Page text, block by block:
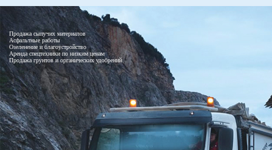
Продажа сыпучих материалов
Асфальтные работы
Озеленение и благоустройство
Аренда спецтехники по низким ценам
Продажа грунтов и органических удобрений